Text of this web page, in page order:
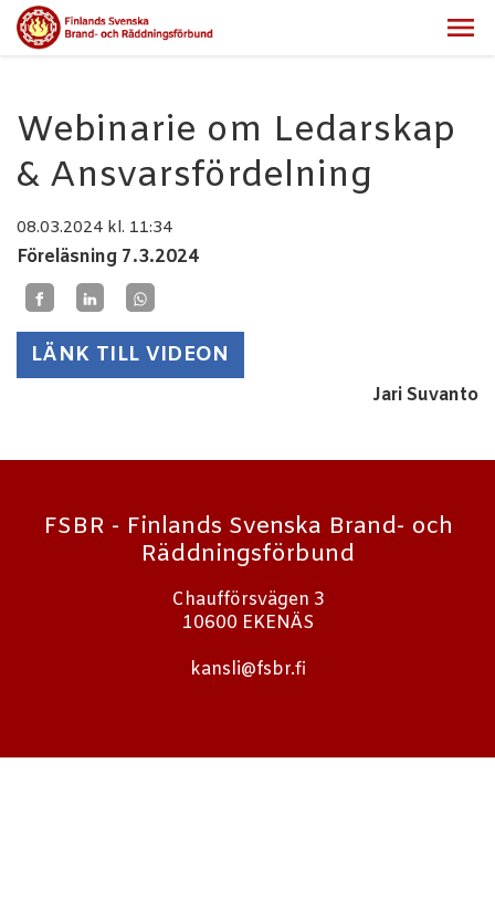
Webinarie om Ledarskap
& Ansvarsfördelning
08.03.2024 kl. 11:34
Föreläsning 7.3.2024
LÄNK TILL VIDEON
Jari Suvanto
FSBR - Finlands Svenska Brand- och
Räddningsförbund
Chaufförsvägen 3
10600 EKENÄS
kansli@fsbr.fi